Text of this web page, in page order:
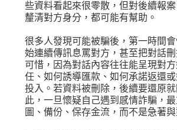
些資料看起來很零散，但對後續報
釐清對方身分，都可能有幫助。
很多人發現可能被騙後，第一時間
始連續傳訊息罵對方，甚至把對話
可惜，因為對話內容往往能呈現對
任、如何誘導匯款、如何承諾返還
投入。若資料被刪除，後續要還原
此，一旦懷疑自己遇到感情詐騙，
圖、備份、保存金流，而不是急著與